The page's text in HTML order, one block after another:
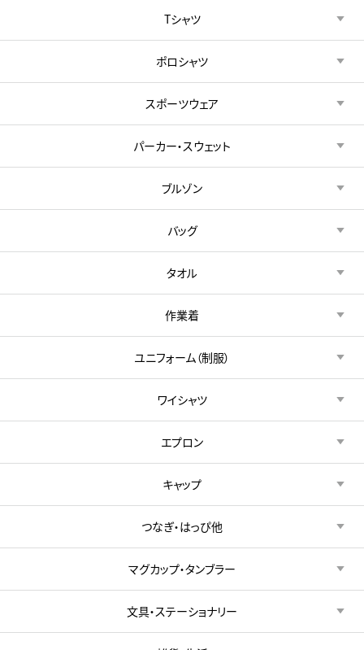
Tシャツ
ポロシャツ
スポーツウェア
パーカー・スウェット
ブルゾン
バッグ
タオル
作業着
ユニフォーム（制服）
ワイシャツ
エプロン
キャップ
つなぎ・はっぴ他
マグカップ・タンブラー
文具・ステーショナリー